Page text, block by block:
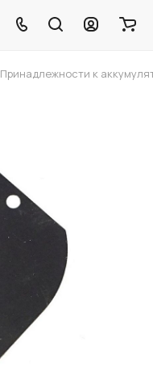
Принадлежности к